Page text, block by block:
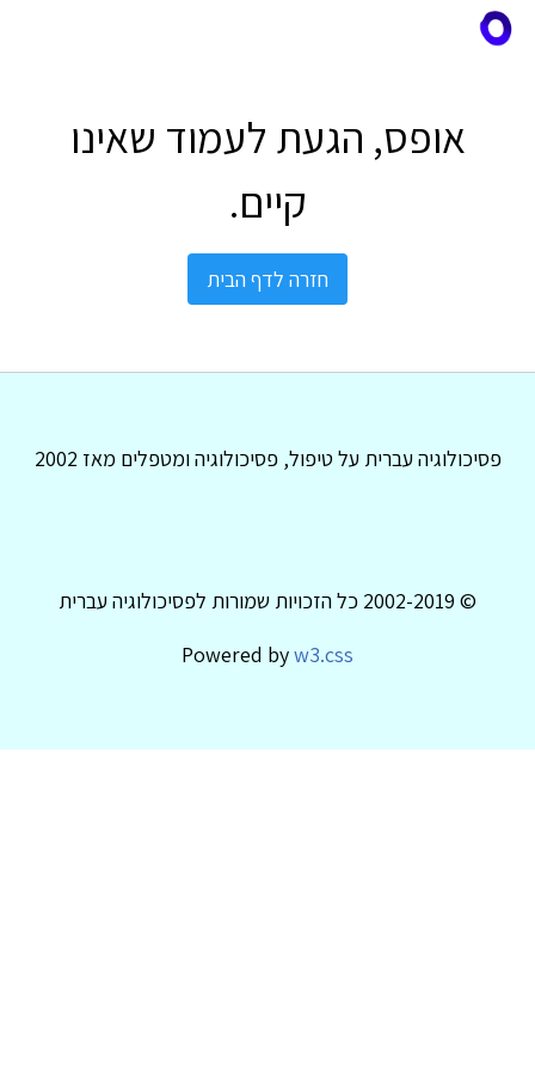
אופס, הגעת לעמוד שאינו
קיים.
חזרה לדף הבית
פסיכולוגיה עברית על טיפול, פסיכולוגיה ומטפלים מאז 2002
© 2002-2019 כל הזכויות שמורות לפסיכולוגיה עברית
Powered byw3.css